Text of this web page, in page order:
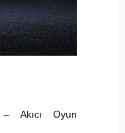
– Akıcı Oyun